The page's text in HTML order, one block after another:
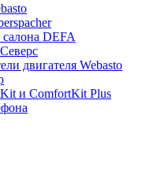
DEFA
двигателя Webasto
и ComfortKit Plus